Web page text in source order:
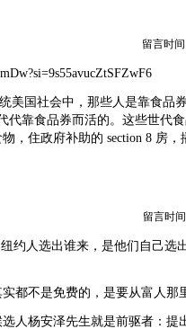
留言时间
美国社会中，那些人是靠食品
代靠食品券而活的。这些世代
，住政府补助的 section 8 房
留言时
约人选出谁来，是他们自己选
都不是免费的，是要从富人那
人杨安泽先生就是前驱者：提